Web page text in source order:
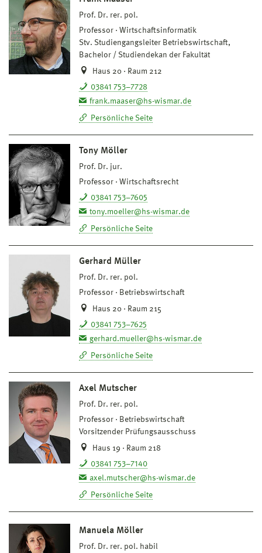
Prof. Dr. rer. pol.
Professor
Wirtschaftsinformatik
Stv. Studiengangsleiter Betriebswirtschaft,
Bachelor / Studiendekan der Fakultät
Haus 20 · Raum 212
03841 753–7728
frank.maaser@hs-wismar.de
Persönliche Seite
Tony Möller
Prof. Dr. jur.
Professor
Wirtschaftsrecht
03841 753–7605
tony.moeller@hs-wismar.de
Persönliche Seite
Gerhard Müller
Prof. Dr. rer. pol.
Professor
Betriebswirtschaft
Haus 20 · Raum 215
03841 753–7625
gerhard.mueller@hs-wismar.de
Persönliche Seite
Axel Mutscher
Prof. Dr. rer. pol.
Professor
Betriebswirtschaft
Vorsitzender Prüfungsausschuss
Haus 19 · Raum 218
03841 753–7140
axel.mutscher@hs-wismar.de
Persönliche Seite
Manuela Möller
Prof. Dr. rer. pol. habil